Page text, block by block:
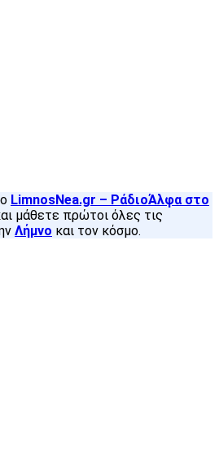
LimnosNea.gr – ΡάδιοΆλφα στο
μάθετε πρώτοι όλες τις
Λήμνο και τον κόσμο.